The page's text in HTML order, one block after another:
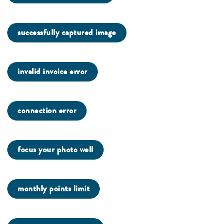
successfully captured image
invalid invoice error
connection error
focus your photo well
monthly points limit